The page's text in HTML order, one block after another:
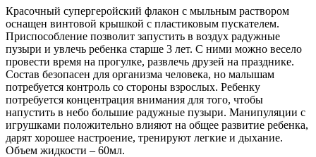
Красочный супергеройский флакон с мыльным раствором
оснащен винтовой крышкой с пластиковым пускателем.
Приспособление позволит запустить в воздух радужные
пузыри и увлечь ребенка старше 3 лет. С ними можно весело
провести время на прогулке, развлечь друзей на празднике.
Состав безопасен для организма человека, но малышам
потребуется контроль со стороны взрослых. Ребенку
потребуется концентрация внимания для того, чтобы
напустить в небо большие радужные пузыри. Манипуляции с
игрушками положительно влияют на общее развитие ребенка,
дарят хорошее настроение, тренируют легкие и дыхание.
Объем жидкости – 60мл.